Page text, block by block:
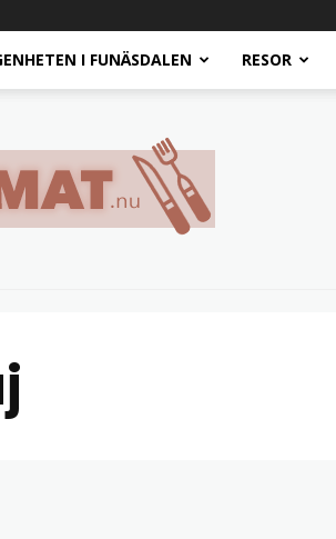
I FUNÄSDALEN RESOR